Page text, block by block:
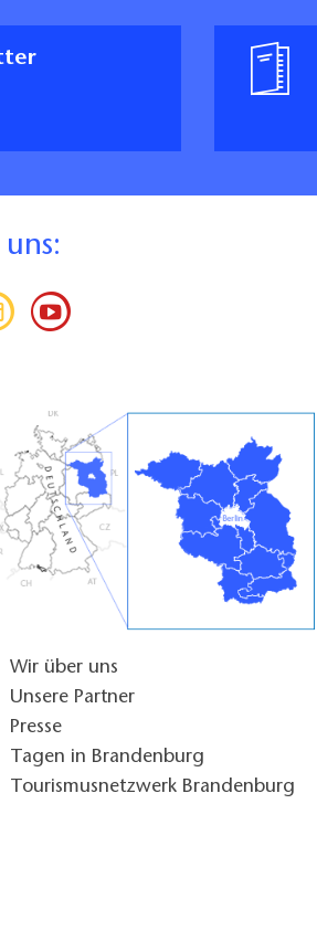
Wir über uns
Unsere Partner
Presse
Tagen in Brandenburg
Tourismusnetzwerk Brandenburg